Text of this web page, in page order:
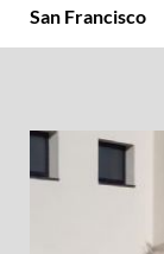
San Francisco